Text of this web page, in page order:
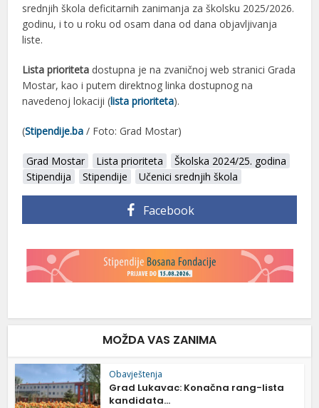
srednjih škola deficitarnih zanimanja za školsku 2025/2026.
godinu, i to u roku od osam dana od dana objavljivanja
liste.
Lista prioriteta dostupna je na zvaničnoj web stranici Grada
Mostar, kao i putem direktnog linka dostupnog na
navedenoj lokaciji (lista prioriteta).
(Stipendije.ba / Foto: Grad Mostar)
Grad Mostar Lista prioriteta
Školska 2024/25. godina
Stipendija
Stipendije Učenici srednjih škola
Facebook
MOŽDA VAS ZANIMA
Obavještenja
Grad Lukavac: Konačna rang-lista
kandidata...